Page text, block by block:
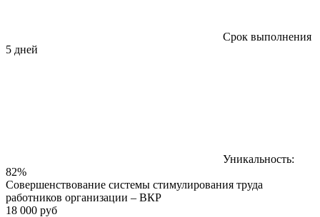
Срок выполнения
5 дней
Уникальность:
82%
Совершенствование системы стимулирования труда
работников организации – ВКР
18 000 руб